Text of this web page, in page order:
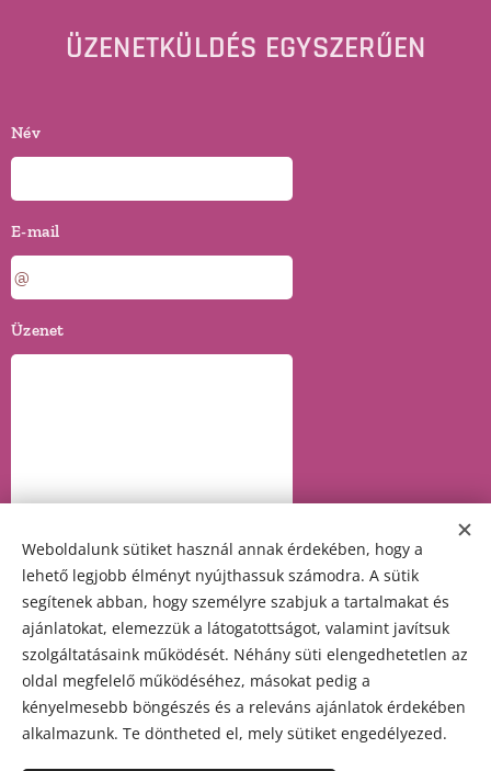
ÜZENETKÜLDÉS EGYSZERŰEN
Név
E-mail
Üzenet
Küldés
Weboldalunk sütiket használ annak érdekében, hogy a
lehető legjobb élményt nyújthassuk számodra. A sütik
segítenek abban, hogy személyre szabjuk a tartalmakat és
ajánlatokat, elemezzük a látogatottságot, valamint javítsuk
szolgáltatásaink működését. Néhány süti elengedhetetlen az
oldal megfelelő működéséhez, másokat pedig a
kényelmesebb böngészés és a releváns ajánlatok érdekében
alkalmazunk. Te döntheted el, mely sütiket engedélyezed.